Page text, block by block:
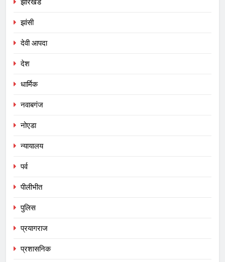
झारखंड
झांसी
देवी आपदा
देश
धार्मिक
नवाबगंज
नोएडा
न्यायालय
पर्व
पीलीभीत
पुलिस
प्रयागराज
प्रशासनिक